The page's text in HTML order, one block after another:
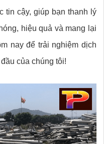
tin cậy, giúp bạn thanh lý
hiệu quả và mang lại
nay để trải nghiệm dịch
của chúng tôi!